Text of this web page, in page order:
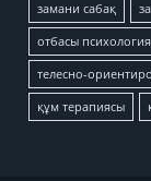
замани сабақ
отбасы
телесно-
құм терапиясы